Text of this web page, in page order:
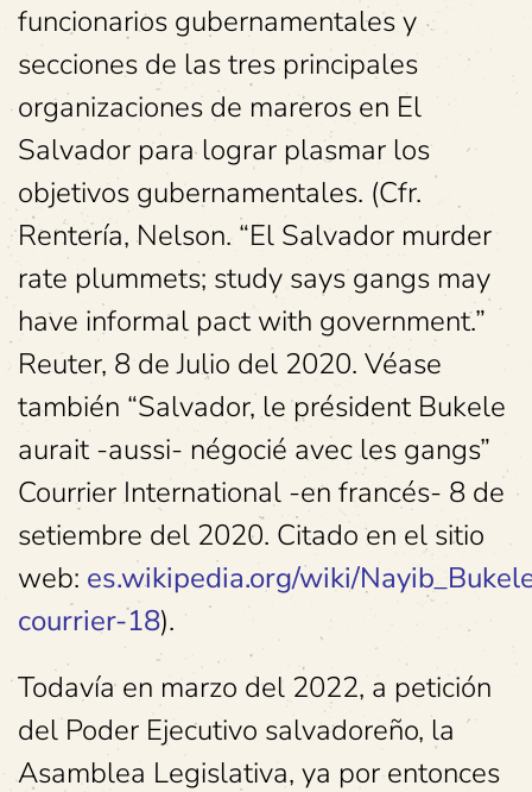
funcionarios gubernamentales y
secciones de las tres principales
organizaciones de mareros en El
Salvador para lograr plasmar los
objetivos gubernamentales. (Cfr.
Rentería, Nelson. “El Salvador murder
rate plummets; study says gangs may
have informal pact with government.”
Reuter, 8 de Julio del 2020. Véase
también “Salvador, le président Bukele
aurait -aussi- négocié avec les gangs”
Courrier International -en francés- 8 de
setiembre del 2020. Citado en el sitio
web: es.wikipedia.org/wiki/
courrier-18).
Todavía en marzo del 2022, a petición
del Poder Ejecutivo salvadoreño, la
Asamblea Legislativa, ya por entonces